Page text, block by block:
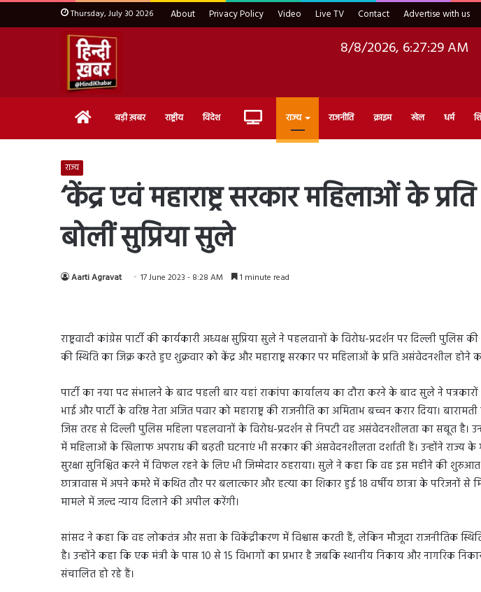
Thursday, July 30 2026 About Privacy Policy Video Live TV Contact Advertise with us
8/8/2026, 6:27:30 AM
Home बड़ी ख़बर राष्ट्रीय विदेश Live राज्य राजनीति क्राइम खेल धर्म
राज्य
‘केंद्र एवं महाराष्ट्र सरकार महिलाओं के
बोलीं सुप्रिया सुले
Aarti Agravat 17 June 2023 - 8:28 AM 1 minute read
राष्ट्रवादी कांग्रेस पार्टी की कार्यकारी अध्यक्ष सुप्रिया सुले ने पहलवानों के विरोध-प्रदर्शन पर दिल्ली पुलिस की
की स्थिति का जिक्र करते हुए शुक्रवार को केंद्र और महाराष्ट्र सरकार पर महिलाओं के प्रति असंवेदनशील होने
पार्टी का नया पद संभालने के बाद पहली बार यहां राकांपा कार्यालय का दौरा करने के बाद सुले ने
भाई और पार्टी के वरिष्ठ नेता अजित पवार को महाराष्ट्र की राजनीति का अमिताभ बच्चन करार दिया।
जिस तरह से दिल्ली पुलिस महिला पहलवानों के विरोध-प्रदर्शन से निपटी वह असंवेदनशीलता का सबूत है।
में महिलाओं के खिलाफ अपराध की बढ़ती घटनाएं भी सरकार की अंसवेदनशीलता दर्शाती हैं। उन्होंने राज्य
सुरक्षा सुनिश्चित करने में विफल रहने के लिए भी जिम्मेदार ठहराया। सुले ने कहा कि वह इस महीने की
छात्रावास में अपने कमरे में कथित तौर पर बलात्कार और हत्या का शिकार हुई 18 वर्षीय छात्रा के परिजनों से
मामले में जल्द न्याय दिलाने की अपील करेंगी।
सांसद ने कहा कि वह लोकतंत्र और सत्ता के विकेंद्रीकरण में विश्वास करती हैं, लेकिन मौजूदा राजनीतिक
है। उन्होंने कहा कि एक मंत्री के पास 10 से 15 विभागों का प्रभार है जबकि स्थानीय निकाय और नागरिक
संचालित हो रहे हैं।